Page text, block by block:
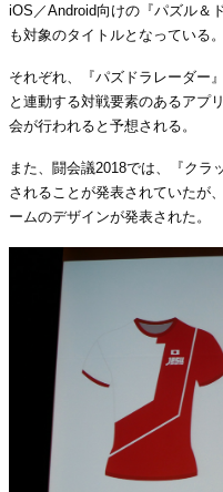
iOS／Android向けの『パズル＆
も対象のタイトルとなっている。
それぞれ、『パズドラレーダー
と連動する対戦要素のあるアプ
会が行われると予想される。
また、闘会議2018では、『クラ
されることが発表されていたが
ームのデザインが発表された。